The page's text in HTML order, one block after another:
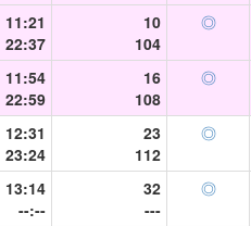
11:21
22:37
10
104
◎
11:54
22:59
16
108
◎
12:31
23:24
23
112
◎
13:14
--:--
32
---
◎